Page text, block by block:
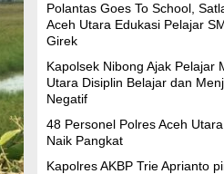
Polantas Goes To School,
Aceh Utara Edukasi Pelajar
Girek
Kapolsek Nibong Ajak Pelajar
Utara Disiplin Belajar dan
Negatif
48 Personel Polres Aceh
Naik Pangkat
Kapolres AKBP Trie Aprianto